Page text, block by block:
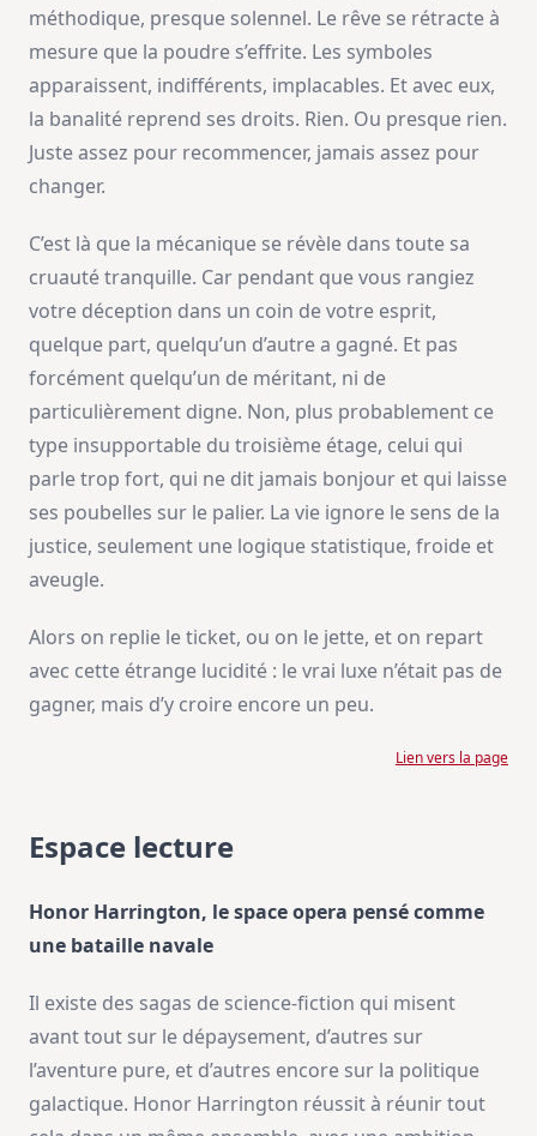
méthodique, presque solennel. Le rêve se rétracte à
mesure que la poudre s’effrite. Les symboles
apparaissent, indifférents, implacables. Et avec eux,
la banalité reprend ses droits. Rien. Ou presque rien.
Juste assez pour recommencer, jamais assez pour
changer.
C’est là que la mécanique se révèle dans toute sa
cruauté tranquille. Car pendant que vous rangiez
votre déception dans un coin de votre esprit,
quelque part, quelqu’un d’autre a gagné. Et pas
forcément quelqu’un de méritant, ni de
particulièrement digne. Non, plus probablement ce
type insupportable du troisième étage, celui qui
parle trop fort, qui ne dit jamais bonjour et qui laisse
ses poubelles sur le palier. La vie ignore le sens de la
justice, seulement une logique statistique, froide et
aveugle.
Alors on replie le ticket, ou on le jette, et on repart
avec cette étrange lucidité : le vrai luxe n’était pas de
gagner, mais d’y croire encore un peu.
Lien vers la page
Espace lecture
Honor Harrington, le space opera pensé comme
une bataille navale
Il existe des sagas de science-fiction qui misent
avant tout sur le dépaysement, d’autres sur
l’aventure pure, et d’autres encore sur la politique
galactique. Honor Harrington réussit à réunir tout